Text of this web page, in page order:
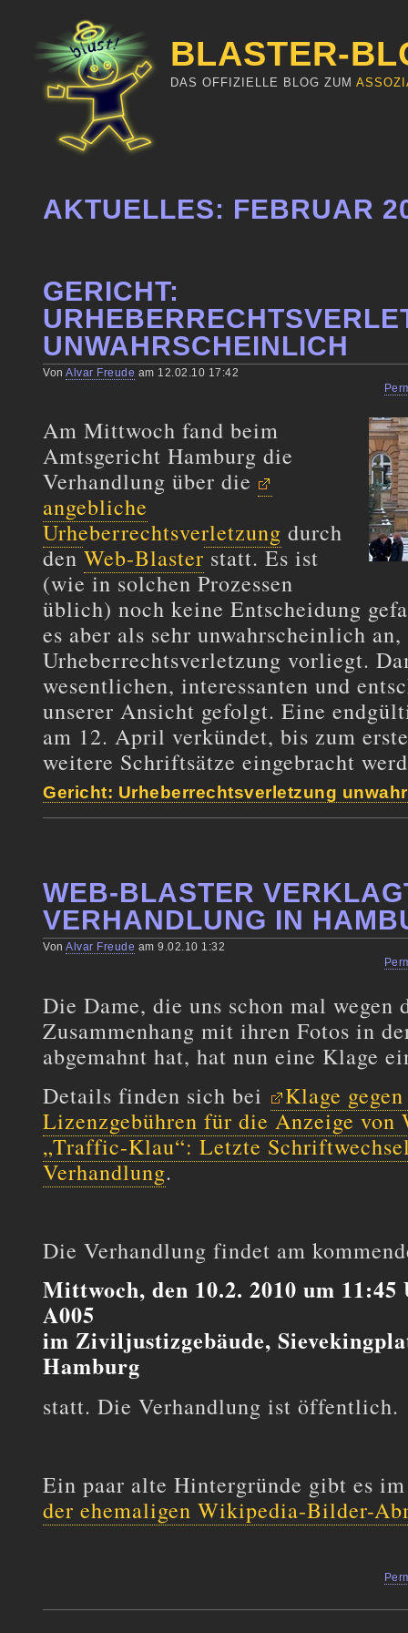
BLASTER-
DAS OFFIZIELLE BLOG ZUM
AKTUELLES: FEBRUAR
GERICHT:
UNWAHRSCHEINLICH
VonAlvar Freude am 12.02.10 17:42
Am Mittwoch fand beim
Amtsgericht Hamburg die
Verhandlung über die
angebliche
Urheberrechtsverletzung durch
denWeb-Blasterstatt. Es ist
(wie in solchen Prozessen
üblich) noch keine Entscheidung
es aber als sehr unwahrscheinlich
Urheberrechtsverletzung vorliegt.
wesentlichen, interessanten und
unserer Ansicht gefolgt. Eine
am 12. April verkündet, bis zum
weitere Schriftsätze eingebracht
Gericht: Urheberrechtsverletzung
WEB-BLASTER
VERHANDLUNG IN
VonAlvar Freude am 9.02.10 1:32
Die Dame, die uns schon mal wegen
Zusammenhang mit ihren Fotos in
abgemahnt hat, hat nun eine Klage
Details finden sich bei
Klage
Lizenzgebühren für die Anzeige von
„Traffic-Klau“: Letzte
Verhandlung.
Die Verhandlung findet am
Mittwoch, den 10.2. 2010 um 11:45
A005
im Ziviljustizgebäude,
Hamburg
statt. Die Verhandlung ist öffentlich.
Ein paar alte Hintergründe gibt es
der ehemaligen Wikipedia-Bilder-